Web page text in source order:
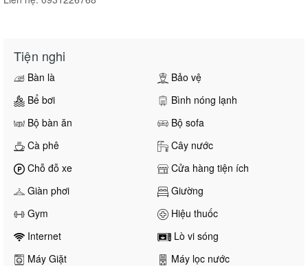
Tiện nghi
Bàn là
Bảo vệ
Bể bơi
Bình nóng lạnh
Bộ bàn ăn
Bộ sofa
Cà phê
Cây nước
Chỗ đỗ xe
Cửa hàng tiện ích
Giàn phơi
Giường
Gym
Hiệu thuốc
Internet
Lò vi sóng
Máy Giặt
Máy lọc nước